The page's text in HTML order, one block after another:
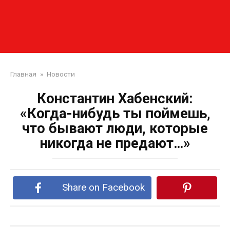
Главная » Новости
Константин Хабенский:
«Когда-нибудь ты поймешь,
что бывают люди, которые
никогда не предают…»
Share on Facebook